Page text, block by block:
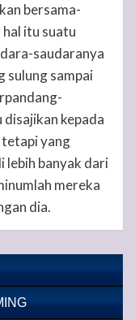
bersama-
itu suatu
saudaranya
sulung sampai
disajikan kepada
tetapi yang
lebih banyak dari
mereka
dia.